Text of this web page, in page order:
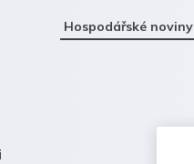
Hospodářské noviny